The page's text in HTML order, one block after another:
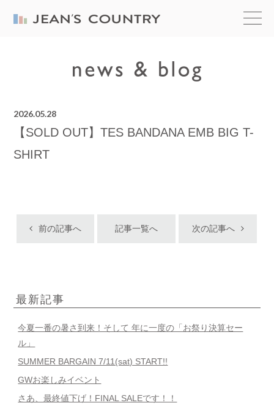
2026.05.28
【SOLD OUT】TES BANDANA EMB BIG T-
SHIRT
前の記事へ 記事一覧へ 次の記事へ
最新記事
今夏一番の暑さ到来！そして 年に一度の「お祭り決算セー
ル」
SUMMER BARGAIN 7/11(sat) START!!
GWお楽しみイベント
さあ、最終値下げ！FINAL SALEです！！